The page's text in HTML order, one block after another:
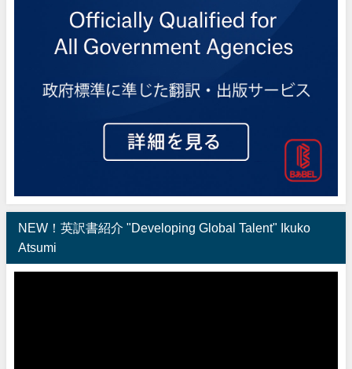
NEW！英訳書紹介 "Developing Global Talent" Ikuko
Atsumi